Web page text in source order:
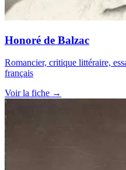
Honoré de Balzac
Romancier, critique littéraire,
français
Voir la fiche →